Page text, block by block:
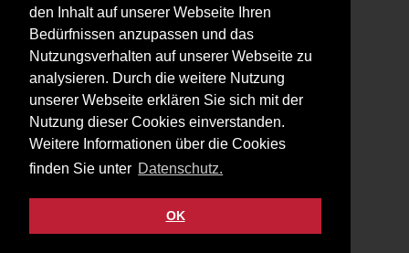
den Inhalt auf unserer Webseite Ihren
Bedürfnissen anzupassen und das
Nutzungsverhalten auf unserer Webseite zu
analysieren. Durch die weitere Nutzung
unserer Webseite erklären Sie sich mit der
Nutzung dieser Cookies einverstanden.
Weitere Informationen über die Cookies
finden Sie unter Datenschutz.
OK
Interessiert an unserem Newsletter?
Impressum
Datenschutz
Kontakt
Facebook